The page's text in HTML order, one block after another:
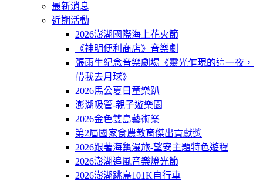
最新消息
近期活動
2026澎湖國際海上花火節
《神明便利商店》音樂劇
張雨生紀念音樂劇場《靈光乍現的這一夜，
帶我去月球》
2026馬公夏日童樂趴
澎湖吸管-親子遊樂園
2026金色雙島藝術祭
第2屆國家食農教育傑出貢獻獎
2026跟著海龜漫旅-望安主題特色遊程
2026澎湖追風音樂燈光節
2026澎湖跳島101K自行車